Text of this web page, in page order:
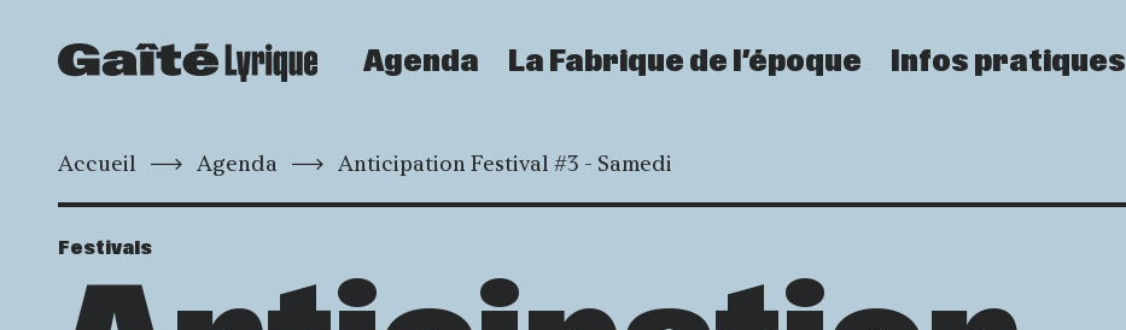
Agenda La Fabrique de l’époque Infos pratiques
Accueil Agenda Anticipation Festival #3 - Samedi
Festivals